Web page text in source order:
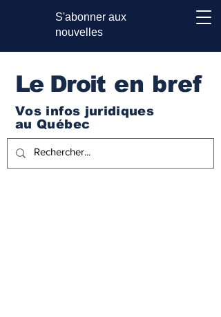
S'abonner aux
nouvelles
Le Droit en bref
Vos infos juridiques
au Québec